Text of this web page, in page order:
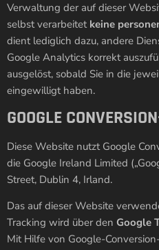
Verwaltung der auf dieser
selbst verarbeitet keine
dient lediglich dazu, andere
Google Analytics korrekt
ausgelöst, sobald Sie in die
eingewilligt haben.
GOOGLE
Diese Website nutzt Google
die Google Ireland Limited
Street, Dublin 4, Irland.
Das auf dieser Website
Tracking wird über den Google
Mit Hilfe von Google-